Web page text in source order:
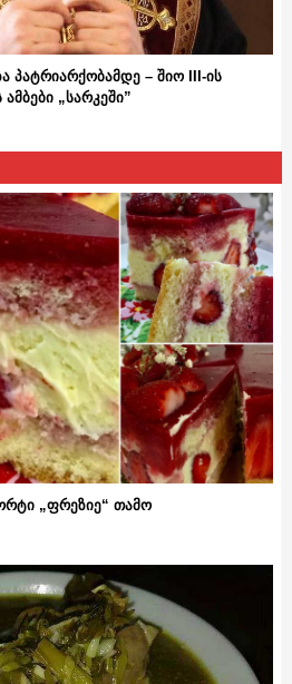
პატრიარქობამდე – შიო III-ის
„სარკეში”
„ფრეზიე“ თამო